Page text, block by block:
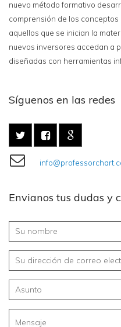
nuevo método formativo
comprensión de los
aquellos que se inician la
nuevos inversores accedan a
diseñadas con herramientas
Síguenos en las redes
Envianos tus dudas y